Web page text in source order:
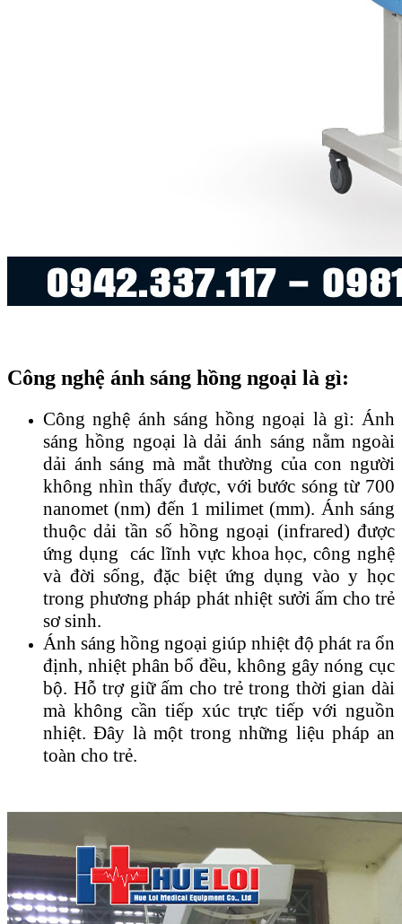
Công nghệ ánh sáng hồng ngoại là gì:
Công nghệ ánh sáng hồng ngoại là gì: Ánh
sáng hồng ngoại là dải ánh sáng nằm ngoài
dải ánh sáng mà mắt thường của con người
không nhìn thấy được, với bước sóng từ 700
nanomet (nm) đến 1 milimet (mm). Ánh sáng
thuộc dải tần số hồng ngoại (infrared) được
ứng dụng các lĩnh vực khoa học, công nghệ
và đời sống, đặc biệt ứng dụng vào y học
trong phương pháp phát nhiệt sưởi ấm cho trẻ
sơ sinh.
Ánh sáng hồng ngoại giúp nhiệt độ phát ra ổn
định, nhiệt phân bổ đều, không gây nóng cục
bộ. Hỗ trợ giữ ấm cho trẻ trong thời gian dài
mà không cần tiếp xúc trực tiếp với nguồn
nhiệt. Đây là một trong những liệu pháp an
toàn cho trẻ.